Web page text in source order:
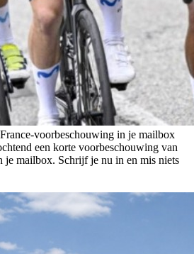
voorbeschouwing in je mailbox
een korte voorbeschouwing van
je mailbox. Schrijf je nu in en mis niets